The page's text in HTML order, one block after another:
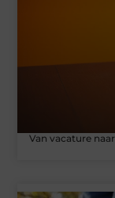
Van vacature